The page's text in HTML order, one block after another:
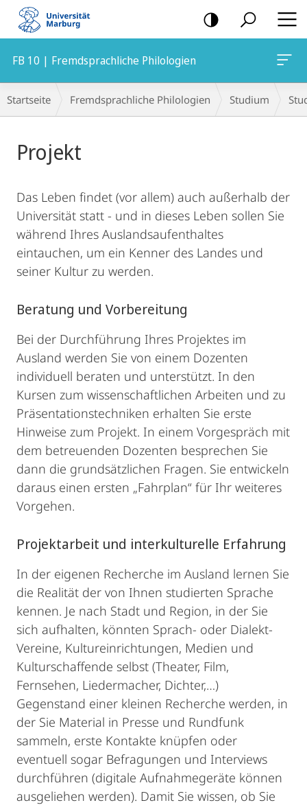
Mobile-
Navigation
FB 10 | Fremdsprachliche Philologien
Breadcrumb-
Navigation
Startseite Fremdsprachliche Philologien Studium
Projekt
Das Leben findet (vor allem) auch außerhalb der
Universität statt - und in dieses Leben sollen Sie
während Ihres Auslandsaufenthaltes
eintauchen, um ein Kenner des Landes und
seiner Kultur zu werden.
Beratung und Vorbereitung
Bei der Durchführung Ihres Projektes im
Ausland werden Sie von einem Dozenten
individuell beraten und unterstützt. In den
Kursen zum wissenschaftlichen Arbeiten und zu
Präsentationstechniken erhalten Sie erste
Hinweise zum Projekt. In einem Vorgespräch mit
dem betreuenden Dozenten besprechen Sie
dann die grundsätzlichen Fragen. Sie entwickeln
daraus einen ersten „Fahrplan“ für Ihr weiteres
Vorgehen.
Projektarbeit und interkulturelle Erfahrung
In der eigenen Recherche im Ausland lernen Sie
die Realität der von Ihnen studierten Sprache
kennen. Je nach Stadt und Region, in der Sie
sich aufhalten, könnten Sprach- oder Dialekt-
Vereine, Kultureinrichtungen, Medien und
Kulturschaffende selbst (Theater, Film,
Fernsehen, Liedermacher, Dichter,…)
Gegenstand einer kleinen Recherche werden, in
der Sie Material in Presse und Rundfunk
sammeln, erste Kontakte knüpfen oder
eventuell sogar Befragungen und Interviews
durchführen (digitale Aufnahmegeräte können
ausgeliehen werden). Damit Sie wissen, ob Sie